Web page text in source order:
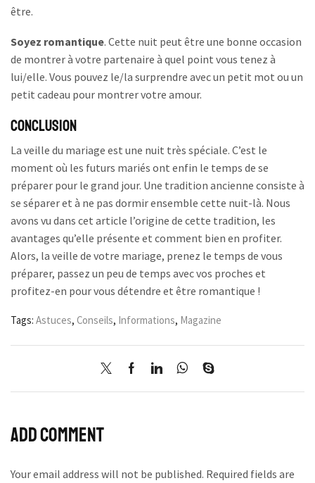
être.
Soyez romantique. Cette nuit peut être une bonne occasion
de montrer à votre partenaire à quel point vous tenez à
lui/elle. Vous pouvez le/la surprendre avec un petit mot ou un
petit cadeau pour montrer votre amour.
Conclusion
La veille du mariage est une nuit très spéciale. C’est le
moment où les futurs mariés ont enfin le temps de se
préparer pour le grand jour. Une tradition ancienne consiste à
se séparer et à ne pas dormir ensemble cette nuit-là. Nous
avons vu dans cet article l’origine de cette tradition, les
avantages qu’elle présente et comment bien en profiter.
Alors, la veille de votre mariage, prenez le temps de vous
préparer, passez un peu de temps avec vos proches et
profitez-en pour vous détendre et être romantique !
Tags: Astuces, Conseils, Informations, Magazine
Add comment
Your email address will not be published. Required fields are